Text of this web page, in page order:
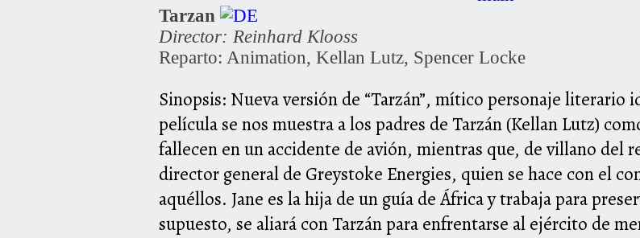
Tarzan
Director: Reinhard Klooss
Reparto: Animation, Kellan Lutz, Spencer Locke
Sinopsis: Nueva versión de “Tarzán”, mítico personaje literario
película se nos muestra a los padres de Tarzán (Kellan Lutz)
fallecen en un accidente de avión, mientras que, de villano del
director general de Greystoke Energies, quien se hace con el
aquéllos. Jane es la hija de un guía de África y trabaja para
supuesto, se aliará con Tarzán para enfrentarse al ejército de